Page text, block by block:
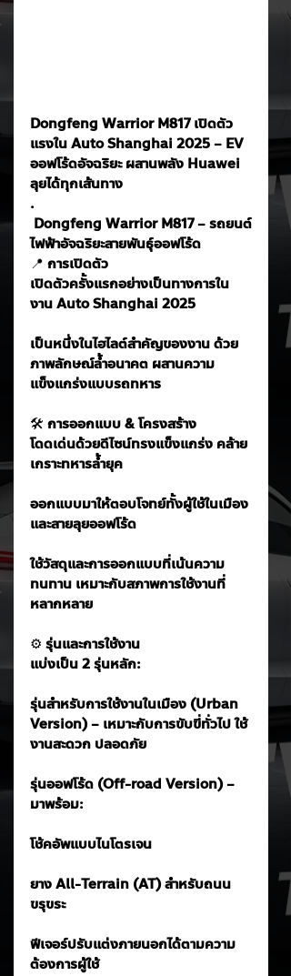
Dongfeng Warrior M817 เปิดตัว
แรงใน Auto Shanghai 2025 – EV
ออฟโร้ดอัจฉริยะ ผสานพลัง Huawei
ลุยได้ทุกเส้นทาง
.
Dongfeng Warrior M817 – รถยนต์
ไฟฟ้าอัจฉริยะสายพันธุ์ออฟโร้ด
📍 การเปิดตัว
เปิดตัวครั้งแรกอย่างเป็นทางการใน
งาน Auto Shanghai 2025
เป็นหนึ่งในไฮไลต์สำคัญของงาน ด้วย
ภาพลักษณ์ล้ำอนาคต ผสานความ
แข็งแกร่งแบบรถทหาร
🛠️ การออกแบบ & โครงสร้าง
โดดเด่นด้วยดีไซน์ทรงแข็งแกร่ง คล้าย
เกราะทหารล้ำยุค
ออกแบบมาให้ตอบโจทย์ทั้งผู้ใช้ในเมือง
และสายลุยออฟโร้ด
ใช้วัสดุและการออกแบบที่เน้นความ
ทนทาน เหมาะกับสภาพการใช้งานที่
หลากหลาย
⚙️ รุ่นและการใช้งาน
แบ่งเป็น 2 รุ่นหลัก:
รุ่นสำหรับการใช้งานในเมือง (Urban
Version) – เหมาะกับการขับขี่ทั่วไป ใช้
งานสะดวก ปลอดภัย
รุ่นออฟโร้ด (Off-road Version) –
มาพร้อม:
โช้คอัพแบบไนโตรเจน
ยาง All-Terrain (AT) สำหรับถนน
ขรุขระ
ฟีเจอร์ปรับแต่งภายนอกได้ตามความ
ต้องการผู้ใช้